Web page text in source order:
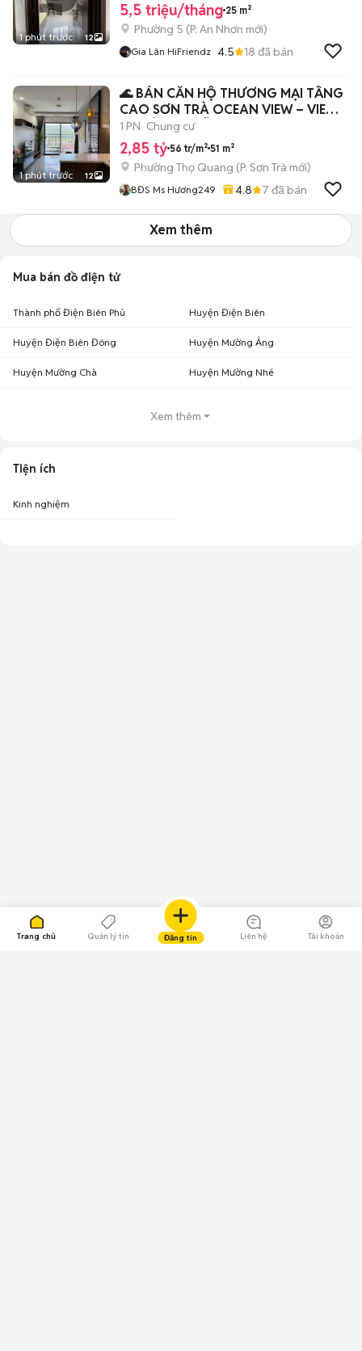
Trang chủ Quản lý tin Đăng tin Liên hệ Tài khoản
1 phút trước 12
5,5 triệu/tháng 25 m²
Phường 5 (P. An Nhơn mới)
Gia Lân HiFriendz 4.5 18 đã bán
1 phút trước 12
🌊 BÁN CĂN HỘ THƯƠNG MẠI TẦNG
CAO SƠN TRÀ OCEAN VIEW – VIEW
THOÁNG – ĐÃ
1 PN Chung cư
2,85 tỷ 56 tr/m² 51 m²
Phường Thọ Quang (P. Sơn Trà mới)
BĐS Ms Hương249 4.8 7 đã bán
Xem thêm
Mua bán đồ điện tử
Thành phố Điện Biên Phủ Huyện Điện Biên
Huyện Điện Biên Đông Huyện Mường Ảng
Huyện Mường Chà Huyện Mường Nhé
Xem thêm
Tiện ích
Kinh nghiệm